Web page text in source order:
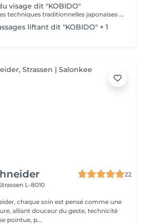
visage dit "KOBIDO"
lifting naturel issu des techniques traditionnelles japonaises -massage profond des muscles du visage, drainage lymphatique, acupression. Effets: -Raffermie § tonifie -Améliore la circulation sanguine -Donne l'éclat à la peau A faire seul, en cure ou en supplément dans un soin visage
liftant dit "KOBIDO" + 1
22
L-8010
chaque soin est pensé comme une
alliant douceur du geste, technicité
pointue, p...